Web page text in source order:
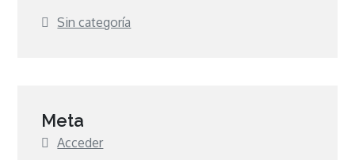
Sin categoría
Meta
Acceder